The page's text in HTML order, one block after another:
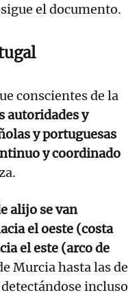
el documento.
conscientes de la
autoridades y
y portuguesas
y coordinado
alijo se van
el oeste (costa
el este (arco de
Murcia hasta las de
incluso